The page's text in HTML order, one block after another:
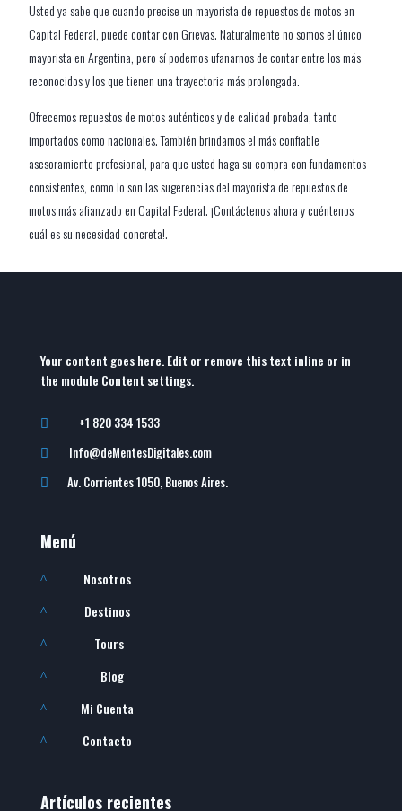
Usted ya sabe que cuando precise un mayorista de repuestos de motos en
Capital Federal, puede contar con Grievas. Naturalmente no somos el único
mayorista en Argentina, pero sí podemos ufanarnos de contar entre los más
reconocidos y los que tienen una trayectoria más prolongada.
Ofrecemos repuestos de motos auténticos y de calidad probada, tanto
importados como nacionales. También brindamos el más confiable
asesoramiento profesional, para que usted haga su compra con fundamentos
consistentes, como lo son las sugerencias del mayorista de repuestos de
motos más afianzado en Capital Federal. ¡Contáctenos ahora y cuéntenos
cuál es su necesidad concreta!.
Your content goes here. Edit or remove this text inline or in
the module Content settings.
 +1 820 334 1533
 Info@deMentesDigitales.com
 Av. Corrientes 1050, Buenos Aires.
Menú
^ Nosotros
^ Destinos
^ Tours
^ Blog
^ Mi Cuenta
^ Contacto
Artículos recientes